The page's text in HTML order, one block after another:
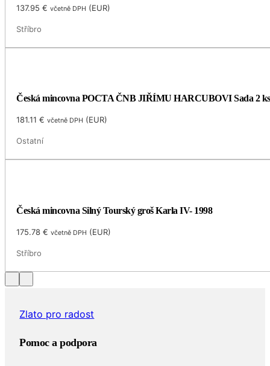
137.95€ včetně DPH (EUR)
Stříbro
Česká mincovna POCTA ČNB JIŘÍMU HARCUBOVI Sada 2 ks
181.11€ včetně DPH (EUR)
Ostatní
Česká mincovna Silný Tourský groš Karla IV- 1998
175.78€ včetně DPH (EUR)
Stříbro
Zlato pro radost
Pomoc a podpora